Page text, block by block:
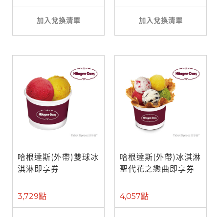
加入兌換清單 加入兌換清單
哈根達斯(外帶)雙球冰
淇淋即享券
3,729點
哈根達斯(外帶)冰淇淋
聖代花之戀曲即享券
4,057點